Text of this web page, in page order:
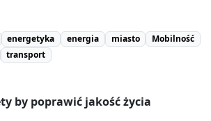
energetyka energia miasto
Mobilność
transport
by poprawić jakość życia